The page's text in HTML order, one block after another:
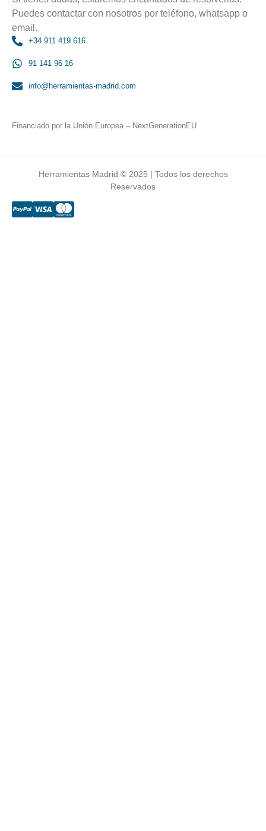
Puedes contactar con nosotros por teléfono, whatsapp o
email.
+34 911 419 616
91 141 96 16
info@herramientas-madrid.com
Financiado por la Unión Europea – NextGenerationEU
Herramientas Madrid © 2025 | Todos los derechos
Reservados